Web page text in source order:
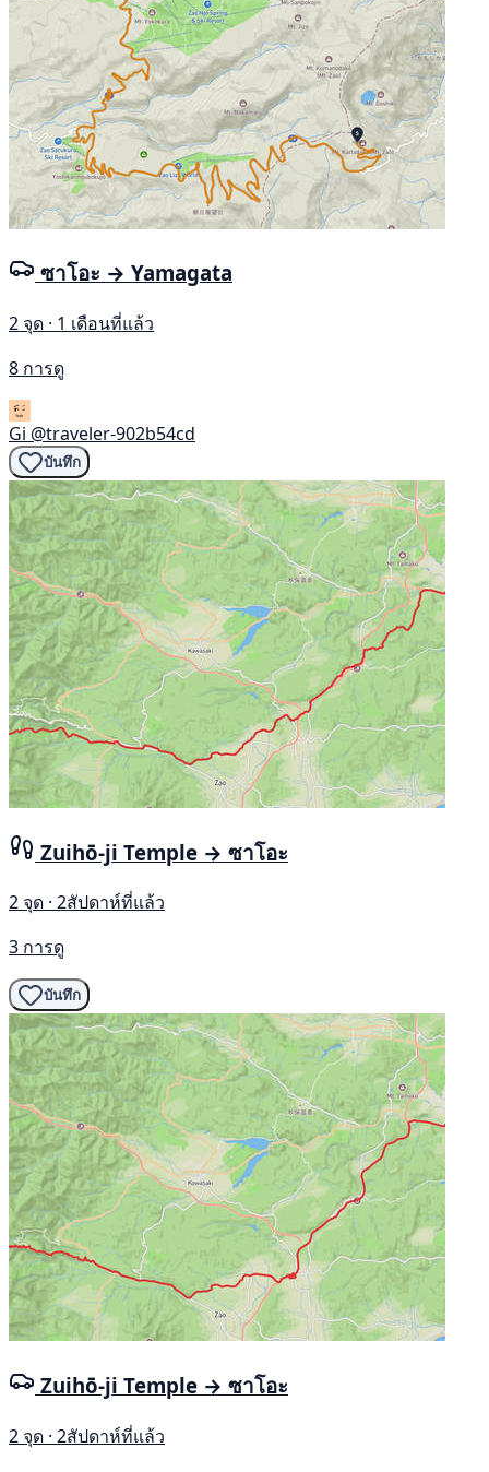
ซาโอะ → Yamagata
2 จุด · 1 เดือนที่แล้ว
8 การดู
Gi @traveler-902b54cd
บันทึก
Zuihō-ji Temple → ซาโอะ
2 จุด · 2สัปดาห์ที่แล้ว
3 การดู
บันทึก
Zuihō-ji Temple → ซาโอะ
2 จุด · 2สัปดาห์ที่แล้ว